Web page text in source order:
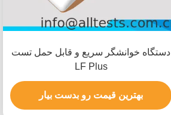
دستگاه خوانشگر سریع و قابل حمل تست
LF Plus
بهترین قیمت رو بدست بیار